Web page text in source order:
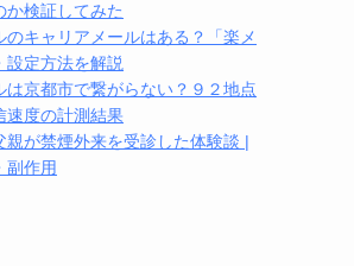
か検証してみた
のキャリアメールはある？「楽メ
設定方法を解説
は京都市で繋がらない？９２地点
速度の計測結果
親が禁煙外来を受診した体験談 |
副作用